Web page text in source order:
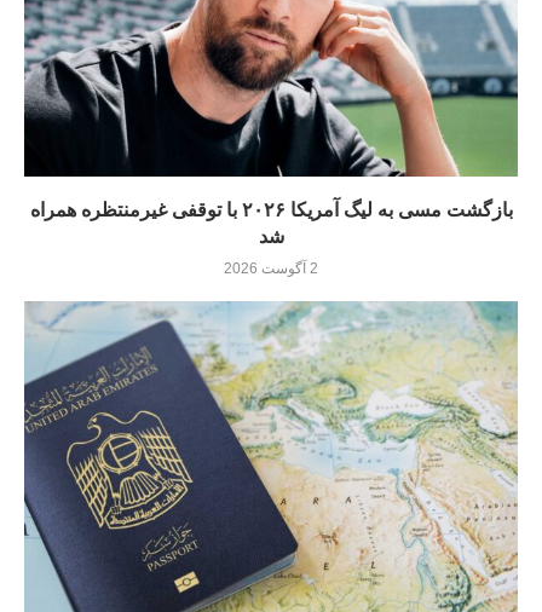
بازگشت مسی به لیگ آمریکا ۲۰۲۶ با توقفی غیرمنتظره همراه
شد
2 آگوست 2026